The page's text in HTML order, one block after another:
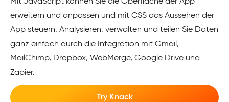
erweitern und anpassen und mit CSS das Aussehen der
App steuern. Analysieren, verwalten und teilen Sie Daten
ganz einfach durch die Integration mit Gmail,
MailChimp, Dropbox, WebMerge, Google Drive und
Zapier.
Try Knack